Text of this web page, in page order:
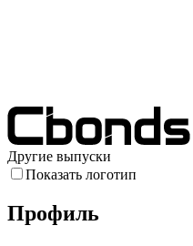
Другие выпуски
Показать логотип
Профиль